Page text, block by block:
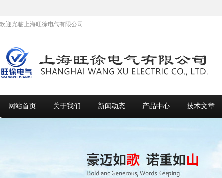
欢迎光临上海旺徐电气有限公司
网站首页 关于我们 新闻动态 产品中心 技术文章